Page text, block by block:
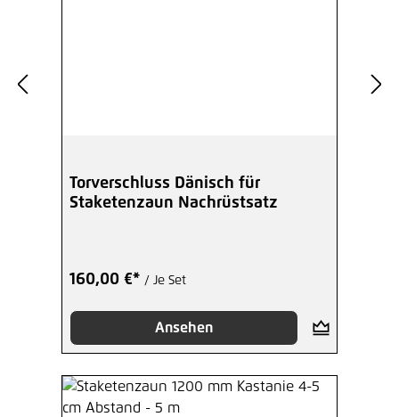
Torverschluss Dänisch für
Staketenzaun Nachrüstsatz
160,00 €* / Je Set
Ansehen